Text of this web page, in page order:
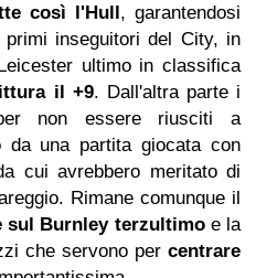
così l'Hull, garantendosi
primi inseguitori del City, in
ultimo in classifica
il +9. Dall'altra parte i
non essere riusciti a
da una partita giocata con
cui avrebbero meritato di
Rimane comunque il
sul Burnley terzultimoe la
che servono per centrare